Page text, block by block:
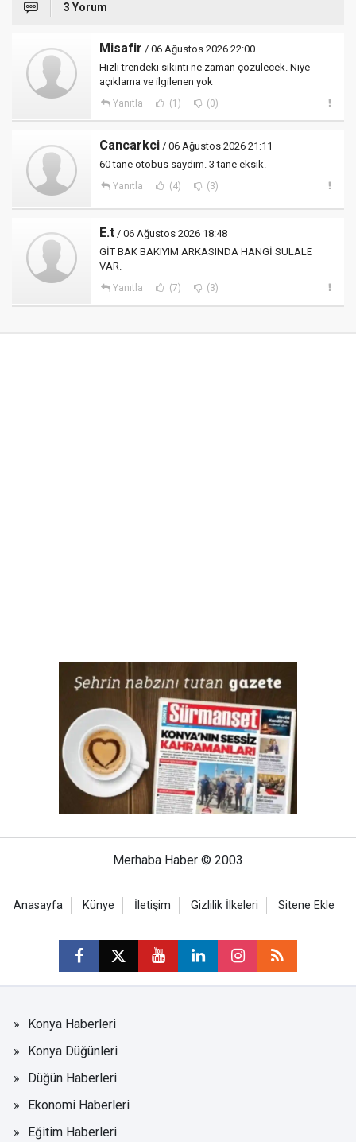
3 Yorum
Misafir / 06 Ağustos 2026 22:00
Hızlı trendeki sıkıntı ne zaman çözülecek. Niye
açıklama ve ilgilenen yok
Yanıtla (1) (0)
Cancarkci / 06 Ağustos 2026 21:11
60 tane otobüs saydım. 3 tane eksik.
Yanıtla (4) (3)
E.t / 06 Ağustos 2026 18:48
GİT BAK BAKIYIM ARKASINDA HANGİ SÜLALE
VAR.
Yanıtla (7) (3)
Merhaba Haber © 2003
Anasayfa Künye İletişim Gizlilik İlkeleri Sitene Ekle
Konya Haberleri
Konya Düğünleri
Düğün Haberleri
Ekonomi Haberleri
Eğitim Haberleri